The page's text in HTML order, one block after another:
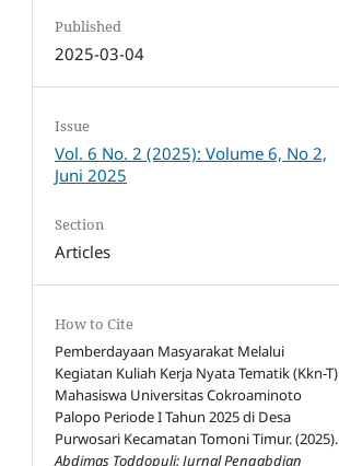
Published
2025-03-04
Issue
Vol. 6 No. 2 (2025): Volume 6, No 2,
Juni 2025
Section
Articles
How to Cite
Pemberdayaan Masyarakat Melalui
Kegiatan Kuliah Kerja Nyata Tematik (Kkn-T)
Mahasiswa Universitas Cokroaminoto
Palopo Periode I Tahun 2025 di Desa
Purwosari Kecamatan Tomoni Timur. (2025).
Abdimas Toddopuli: Jurnal Pengabdian